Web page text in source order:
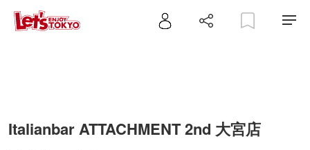
Italianbar ATTACHMENT 2nd 大宮店